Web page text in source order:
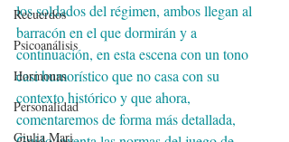
Recuerdos
Psicoanálisis
Hormonas
Personalidad
Giulia Mari
los soldados del régimen, ambos llegan al
barracón en el que dormirán y a
continuación, en esta escena con un tono
casi humorístico que no casa con su
contexto histórico y que ahora,
comentaremos de forma más detallada,